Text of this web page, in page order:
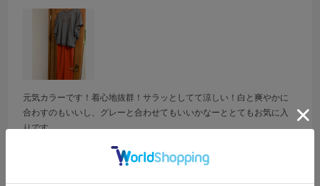
元気カラーです！着心地抜群！サラッとしてて涼しい！白と爽やかに
合わすのもいいし、グレーと合わせてもいいかなーととてもお気に入
りです。
参考になった